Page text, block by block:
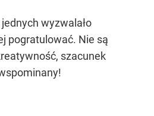
wyzwalało
pogratulować. Nie są
szacunek